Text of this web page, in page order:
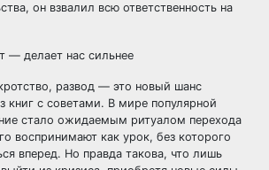
он взвалил всю ответственность на
— делает нас сильнее
развод — это новый шанс
книг с советами. В мире популярной
стало ожидаемым ритуалом перехода
воспринимают как урок, без которого
вперед. Но правда такова, что лишь